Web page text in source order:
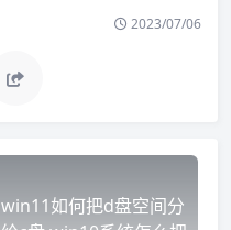
2023/07/06
win11如何把d盘空间分